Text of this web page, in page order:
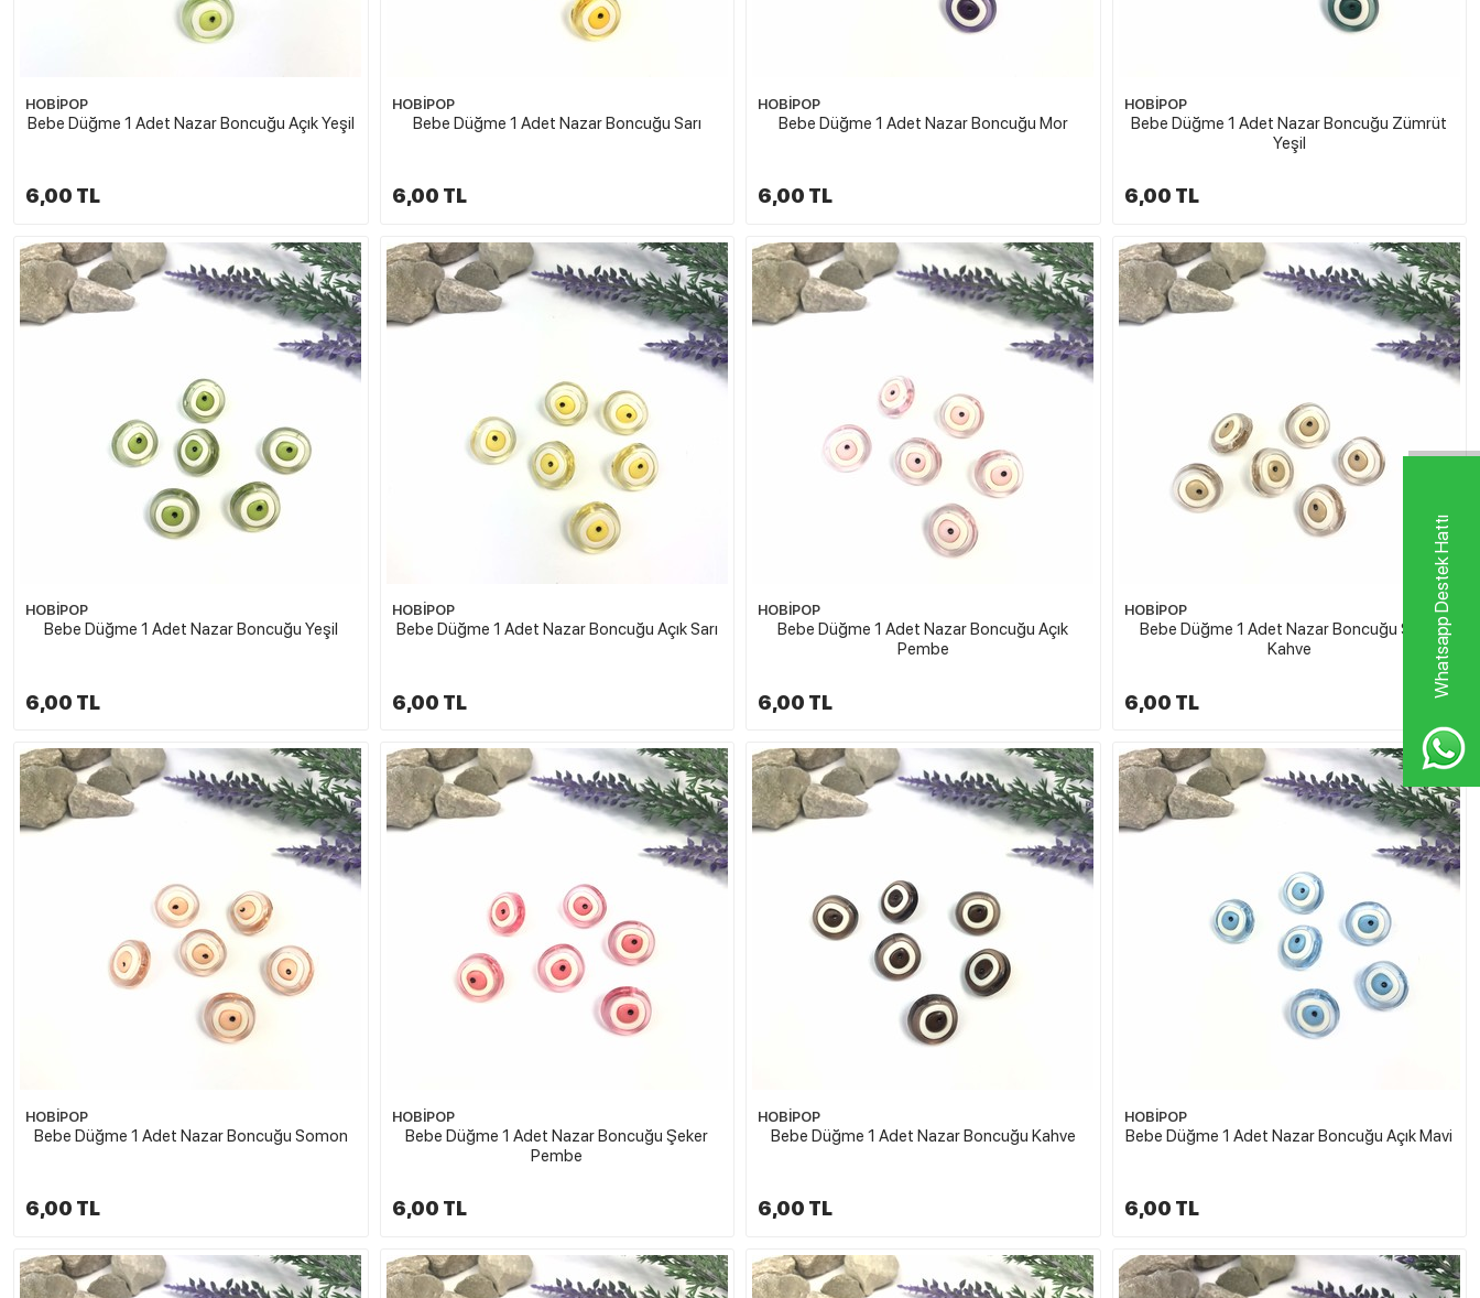
Whatsapp Destek Hattı
HOBİPOP
Bebe Düğme 1 Adet Nazar Boncuğu Açık Yeşil
6,00 TL
HOBİPOP
Bebe Düğme 1 Adet Nazar Boncuğu Sarı
6,00 TL
HOBİPOP
Bebe Düğme 1 Adet Nazar Boncuğu Mor
6,00 TL
HOBİPOP
Bebe Düğme 1 Adet Nazar Boncuğu Zümrüt
Yeşil
6,00 TL
HOBİPOP
Bebe Düğme 1 Adet Nazar Boncuğu Yeşil
6,00 TL
HOBİPOP
Bebe Düğme 1 Adet Nazar Boncuğu Açık Sarı
6,00 TL
HOBİPOP
Bebe Düğme 1 Adet Nazar Boncuğu Açık
Pembe
6,00 TL
HOBİPOP
Bebe Düğme 1 Adet Nazar Boncuğu Sütlü
Kahve
6,00 TL
HOBİPOP
Bebe Düğme 1 Adet Nazar Boncuğu Somon
6,00 TL
HOBİPOP
Bebe Düğme 1 Adet Nazar Boncuğu Şeker
Pembe
6,00 TL
HOBİPOP
Bebe Düğme 1 Adet Nazar Boncuğu Kahve
6,00 TL
HOBİPOP
Bebe Düğme 1 Adet Nazar Boncuğu Açık Mavi
6,00 TL